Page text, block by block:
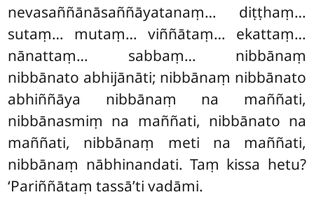
nevasaññānāsaññāyatanaṃ… diṭṭhaṃ…
sutaṃ… mutaṃ… viññātaṃ… ekattaṃ…
nānattaṃ… sabbaṃ… nibbānaṃ
nibbānato abhijānāti; nibbānaṃ nibbānato
abhiññāya nibbānaṃ na maññati,
nibbānasmiṃ na maññati, nibbānato na
maññati, nibbānaṃ meti na maññati,
nibbānaṃ nābhinandati. Taṃ kissa hetu?
‘Pariññātaṃ tassā’ti vadāmi.